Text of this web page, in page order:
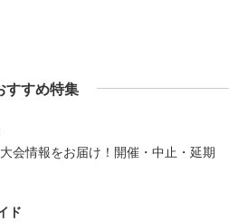
すすめ特集
会情報をお届け！開催・中止・延期
ド